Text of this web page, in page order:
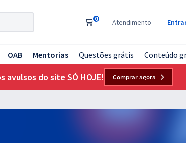
0 Atendimento
OAB Mentorias Questões grátis Conteúdo
avulsos do site SÓ HOJE! Comprar agora